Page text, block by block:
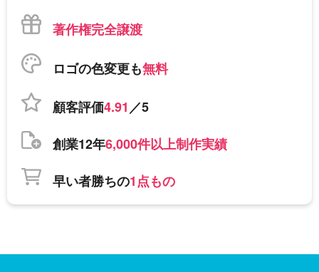
著作権完全譲渡
ロゴの色変更も無料
顧客評価4.91／5
創業12年6,000件以上制作実績
早い者勝ちの1点もの